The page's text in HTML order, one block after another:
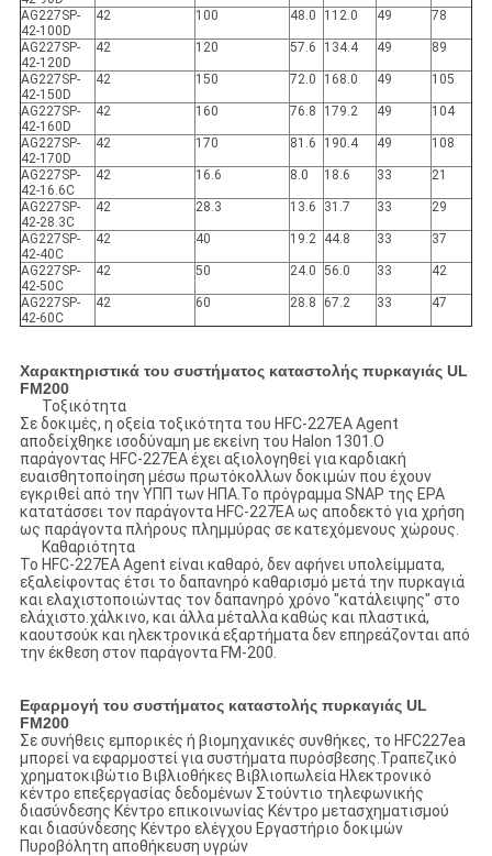
AG227SP-
42-100D
42 100 48.0 112.0 49 78
AG227SP-
42-120D
42 120 57.6 134.4 49 89
AG227SP-
42-150D
42 150 72.0 168.0 49 105
AG227SP-
42-160D
42 160 76.8 179.2 49 104
AG227SP-
42-170D
42 170 81.6 190.4 49 108
AG227SP-
42-16.6C
42 16.6 8.0 18.6 33 21
AG227SP-
42-28.3C
42 28.3 13.6 31.7 33 29
AG227SP-
42-40C
42 40 19.2 44.8 33 37
AG227SP-
42-50C
42 50 24.0 56.0 33 42
AG227SP-
42-60C
42 60 28.8 67.2 33 47
Χαρακτηριστικά του συστήματος καταστολής πυρκαγιάς UL
FM200
Τοξικότητα
Σε δοκιμές, η οξεία τοξικότητα του HFC-227EA Agent
αποδείχθηκε ισοδύναμη με εκείνη του Halon 1301.Ο
παράγοντας HFC-227EA έχει αξιολογηθεί για καρδιακή
ευαισθητοποίηση μέσω πρωτόκολλων δοκιμών που έχουν
εγκριθεί από την ΥΠΠ των ΗΠΑ.Το πρόγραμμα SNAP της EPA
κατατάσσει τον παράγοντα HFC-227EA ως αποδεκτό για χρήση
ως παράγοντα πλήρους πλημμύρας σε κατεχόμενους χώρους.
Καθαριότητα
Το HFC-227EA Agent είναι καθαρό, δεν αφήνει υπολείμματα,
εξαλείφοντας έτσι το δαπανηρό καθαρισμό μετά την πυρκαγιά
και ελαχιστοποιώντας τον δαπανηρό χρόνο "κατάλειψης" στο
ελάχιστο.χάλκινο, και άλλα μέταλλα καθώς και πλαστικά,
καουτσούκ και ηλεκτρονικά εξαρτήματα δεν επηρεάζονται από
την έκθεση στον παράγοντα FM-200.
Εφαρμογή του συστήματος καταστολής πυρκαγιάς UL
FM200
Σε συνήθεις εμπορικές ή βιομηχανικές συνθήκες, το HFC227ea
μπορεί να εφαρμοστεί για συστήματα πυρόσβεσης.Τραπεζικό
χρηματοκιβώτιο Βιβλιοθήκες Βιβλιοπωλεία Ηλεκτρονικό
κέντρο επεξεργασίας δεδομένων Στούντιο τηλεφωνικής
διασύνδεσης Κέντρο επικοινωνίας Κέντρο μετασχηματισμού
και διασύνδεσης Κέντρο ελέγχου Εργαστήριο δοκιμών
Πυροβόλητη αποθήκευση υγρών